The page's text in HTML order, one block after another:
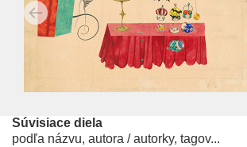
Súvisiace diela
podľa názvu, autora / autorky, tagov...